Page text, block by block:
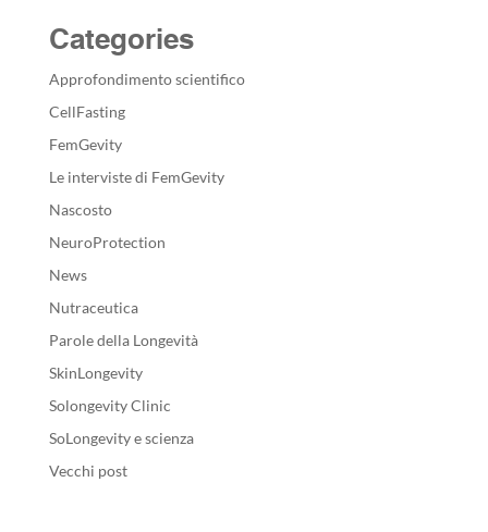
Categories
Approfondimento scientifico
CellFasting
FemGevity
Le interviste di FemGevity
Nascosto
NeuroProtection
News
Nutraceutica
Parole della Longevità
SkinLongevity
Solongevity Clinic
SoLongevity e scienza
Vecchi post